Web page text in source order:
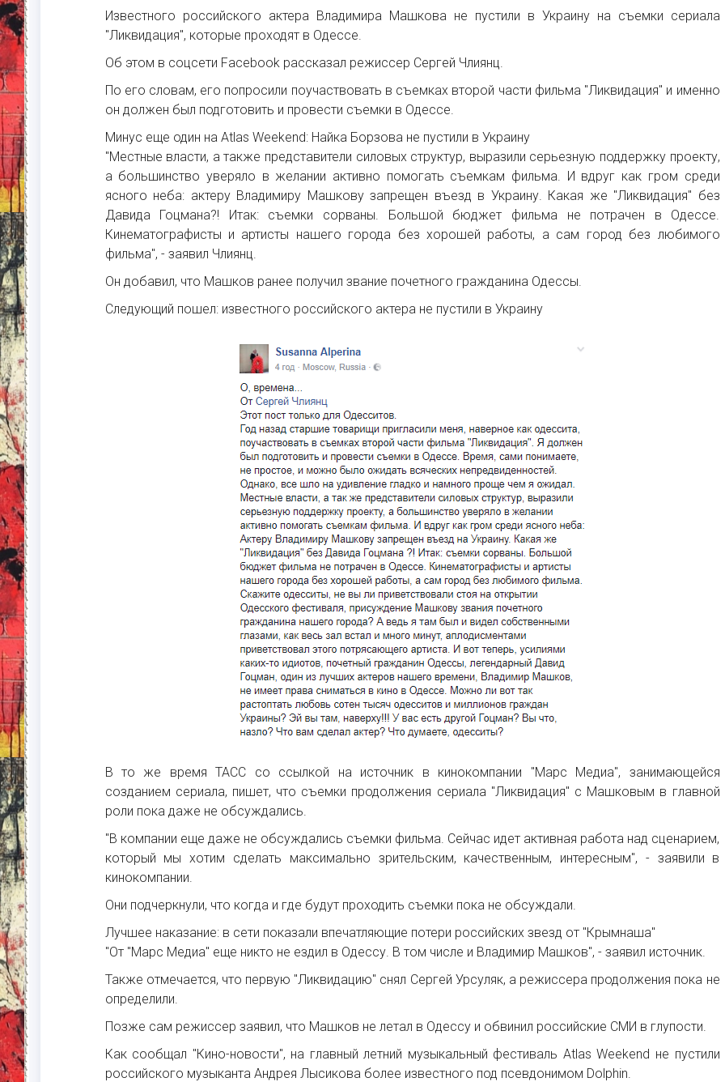
Известного российского актера Владимира Машкова не пустили в Украину на съемки сериала
"Ликвидация", которые проходят в Одессе.
Об этом в соцсети Facebook рассказал режиссер Сергей Члиянц.
По его словам, его попросили поучаствовать в съемках второй части фильма "Ликвидация" и именно
он должен был подготовить и провести съемки в Одессе.
Минус еще один на Atlas Weekend: Найка Борзова не пустили в Украину
"Местные власти, а также представители силовых структур, выразили серьезную поддержку проекту,
а большинство уверяло в желании активно помогать съемкам фильма. И вдруг как гром среди
ясного неба: актеру Владимиру Машкову запрещен въезд в Украину. Какая же "Ликвидация" без
Давида Гоцмана?! Итак: съемки сорваны. Большой бюджет фильма не потрачен в Одессе.
Кинематографисты и артисты нашего города без хорошей работы, а сам город без любимого
фильма", - заявил Члиянц.
Он добавил, что Машков ранее получил звание почетного гражданина Одессы.
Следующий пошел: известного российского актера не пустили в Украину
В то же время ТАСС со ссылкой на источник в кинокомпании "Марс Медиа", занимающейся
созданием сериала, пишет, что съемки продолжения сериала "Ликвидация" с Машковым в главной
роли пока даже не обсуждались.
"В компании еще даже не обсуждались съемки фильма. Сейчас идет активная работа над сценарием,
который мы хотим сделать максимально зрительским, качественным, интересным", - заявили в
кинокомпании.
Они подчеркнули, что когда и где будут проходить съемки пока не обсуждали.
Лучшее наказание: в сети показали впечатляющие потери российских звезд от "Крымнаша"
"От "Марс Медиа" еще никто не ездил в Одессу. В том числе и Владимир Машков", - заявил источник.
Также отмечается, что первую "Ликвидацию" снял Сергей Урсуляк, а режиссера продолжения пока не
определили.
Позже сам режиссер заявил, что Машков не летал в Одессу и обвинил российские СМИ в глупости.
Как сообщал "Кино-новости", на главный летний музыкальный фестиваль Atlas Weekend не пустили
российского музыканта Андрея Лысикова более известного под псевдонимом Dolphin.